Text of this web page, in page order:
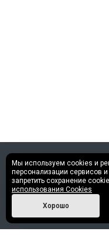
©2013 -
Политика
Мы используем cookies и
персонализации сервисов
запретить сохранение
использования Cookies
Хорошо